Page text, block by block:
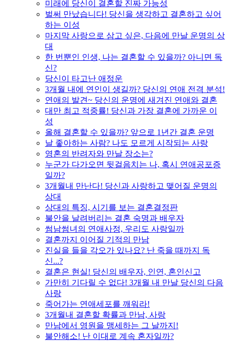
미래에 당신이 결혼할 진짜 가능성
벌써 만났습니다! 당신을 생각하고 결혼하고 싶어
하는 이성
마지막 사랑으로 삼고 싶은, 다음에 만날 운명의 상
대
한 번뿐인 인생, 나는 결혼할 수 있을까? 아니면 독
신?
당신이 타고난 애정운
3개월 내에 연인이 생길까? 당신의 연애 전격 분석!
연애의 발견~ 당신의 운명에 새겨진 연애와 결혼
대만 최고 적중률! 당신과 가장 결혼에 가까운 이
성
올해 결혼할 수 있을까? 앞으로 1년간 결혼 운명
날 좋아하는 사람? 나도 모르게 시작되는 사랑
영혼의 반려자와 만날 장소는?
누군가 다가오면 뒷걸음치는 나, 혹시 연애공포증
일까?
3개월내 만난다! 당신과 사랑하고 맺어질 운명의
상대
상대의 특징, 시기를 보는 결혼결정판
불안을 날려버리는 결혼 숙명과 배우자
썸남썸녀의 연애사정, 우리도 사랑일까
결혼까지 이어질 기적의 만남
진실을 들을 각오가 있나요? 난 죽을 때까지 독
신...?
결혼은 현실! 당신의 배우자, 인연, 혼인신고
가만히 기다릴 수 없다! 3개월 내 만날 당신의 다음
사랑
죽어가는 연애세포를 깨워라!
3개월내 결혼할 확률과 만남, 사랑
만남에서 영원을 맹세하는 그 날까지!
불안해소! 난 이대로 계속 혼자일까?